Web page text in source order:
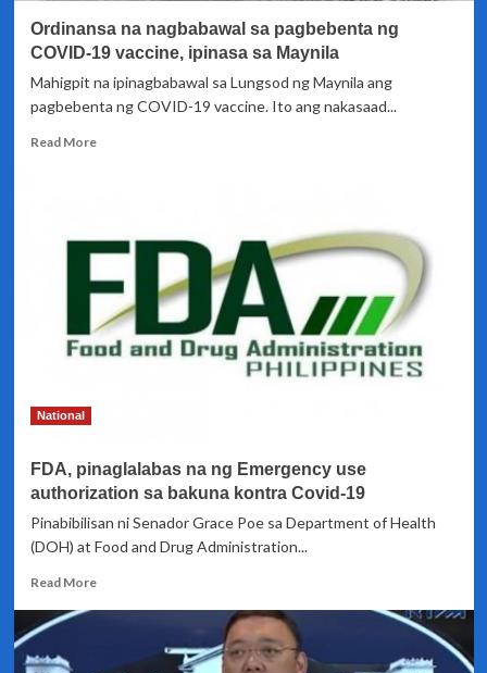
Ordinansa na nagbabawal sa pagbebenta ng
COVID-19 vaccine, ipinasa sa Maynila
Mahigpit na ipinagbabawal sa Lungsod ng Maynila ang
pagbebenta ng COVID-19 vaccine. Ito ang nakasaad...
Read MoreRead
nagbabawal
pagbebenta
COVID-
19
National
FDA, pinaglalabas na ng Emergency use
authorization sa bakuna kontra Covid-19
Pinabibilisan ni Senador Grace Poe sa Department of Health
(DOH) at Food and Drug Administration...
Read MoreRead
pinaglalabas